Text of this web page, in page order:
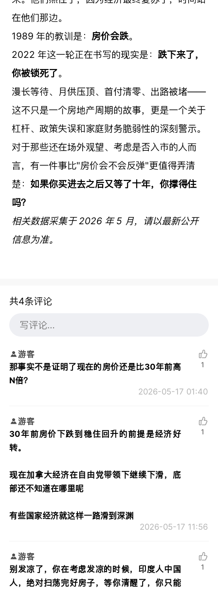
在他们那边。
1989 年的教训是： 房价会跌。
2022 年这一轮正在书写的现实是： 跌下来了，
你被锁死了。
漫长等待、月供压顶、首付清零、出路被堵——
这不只是一个房地产周期的故事，更是一个关于
杠杆、政策失误和家庭财务脆弱性的深刻警示。
对于那些还在场外观望、考虑是否入市的人而
言，有一件事比"房价会不会反弹"更值得弄清
楚： 如果你买进去之后又等了十年，你撑得住
吗？
相关数据采集于 2026 年 5 月，请以最新公开
信息为准。
共4条评论
游客
那事实不是证明了现在的房价还是比30年前高
N倍？
2026-05-17 01:40
1
游客
30年前房价下跌到稳住回升的前提是经济好
转。
现在加拿大经济在自由党带领下继续下滑，底
部还不知道在哪里呢
有些国家经济就这样一路滑到深渊
2026-05-17 11:56
1
游客
别发凉了，你在考虑发凉的时候，印度人中国
人，绝对扫荡完好房子，等你清醒了，你只能
1